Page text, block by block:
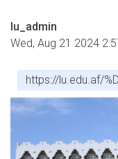
lu_admin
Wed, Aug 21 2024
https://lu.edu.af/